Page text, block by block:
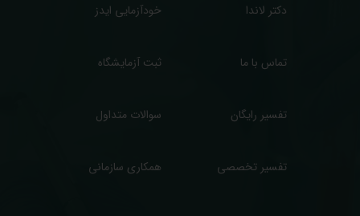
دکتر لاندا
تفسیر تخصصی
تفسیر رایگان
خودآزمایی ایدز
ثبت آزمایشگاه تماس با ما
سوالات متداول
همکاری سازمانی